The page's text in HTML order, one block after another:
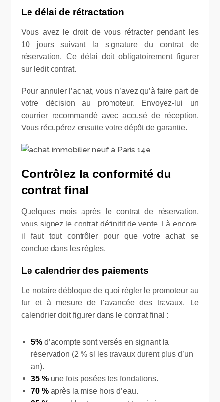
Le délai de rétractation
Vous avez le droit de vous rétracter pendant les
10 jours suivant la signature du contrat de
réservation. Ce délai doit obligatoirement figurer
sur ledit contrat.
Pour annuler l’achat, vous n’avez qu’à faire part de
votre décision au promoteur. Envoyez-lui un
courrier recommandé avec accusé de réception.
Vous récupérez ensuite votre dépôt de garantie.
Contrôlez la conformité du
contrat final
Quelques mois après le contrat de réservation,
vous signez le contrat définitif de vente. Là encore,
il faut tout contrôler pour que votre achat se
conclue dans les règles.
Le calendrier des paiements
Le notaire débloque de quoi régler le promoteur au
fur et à mesure de l’avancée des travaux. Le
calendrier doit figurer dans le contrat final :
5% d’acompte sont versés en signant la
réservation (2 % si les travaux durent plus d’un
an).
35 % une fois posées les fondations.
70 % après la mise hors d’eau.